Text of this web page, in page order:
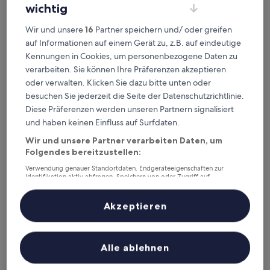
1. Karls Hotel
Karls Hotel
4.5-
Sterne-
Unterkunft
26,6 km von Bahnhof Albstadt-Laufen Ort entfernt
9.8
von
10,
Außergewöhnlich,
Bewertungen)
9,8/10 Außergewöhnlich (240 Bewertungen)
Der
beträgt
169 €
inkl. Steuern & Gebühren
23. Aug.–24. Aug.
Sombea
wichtig
Wir und unsere16 Partner speichern und/ oder greifen
auf Informationen auf einem Gerät zu, z.B. auf eindeutige
Kennungen in Cookies, um personenbezogene Daten zu
verarbeiten. Sie können Ihre Präferenzen akzeptieren
oder verwalten. Klicken Sie dazu bitte unten oder
besuchen Sie jederzeit die Seite der Datenschutzrichtlinie.
Diese Präferenzen werden unseren Partnern signalisiert
und haben keinen Einfluss auf Surfdaten.
Wir und unsere Partner verarbeiten Daten, um
Folgendes bereitzustellen:
Verwendung genauer Standortdaten. Endgeräteeigenschaften zur
Identifikation aktiv abfragen. Speichern von oder Zugriff auf
Inhalte, Messung von Werbeleistung und der Performance von Inhalten,
Zielgruppenforschung sowie Entwicklung und Verbesserung von
Liste der Partner (Lieferanten)
Alle ablehnen
Akzeptieren